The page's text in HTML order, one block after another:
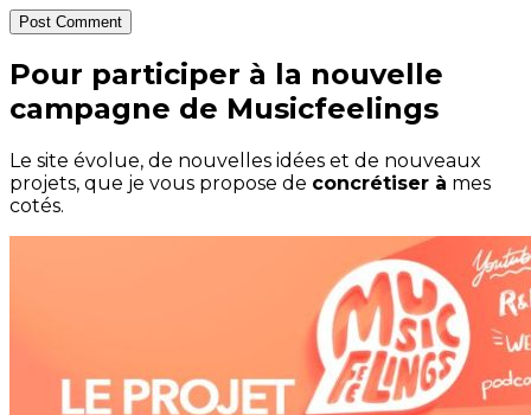
Post Comment
Pour participer à la nouvelle
campagne de Musicfeelings
Le site évolue, de nouvelles idées et de nouveaux
projets, que je vous propose de concrétiser à mes
cotés.